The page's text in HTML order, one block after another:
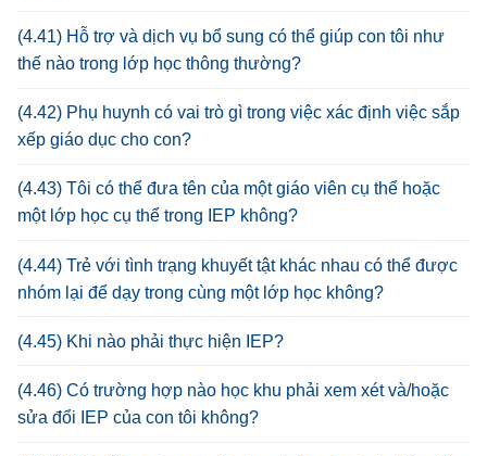
(4.41) Hỗ trợ và dịch vụ bổ sung có thể giúp con tôi như
thế nào trong lớp học thông thường?
(4.42) Phụ huynh có vai trò gì trong việc xác định việc sắp
xếp giáo dục cho con?
(4.43) Tôi có thể đưa tên của một giáo viên cụ thể hoặc
một lớp học cụ thể trong IEP không?
(4.44) Trẻ với tình trạng khuyết tật khác nhau có thể được
nhóm lại để dạy trong cùng một lớp học không?
(4.45) Khi nào phải thực hiện IEP?
(4.46) Có trường hợp nào học khu phải xem xét và/hoặc
sửa đổi IEP của con tôi không?